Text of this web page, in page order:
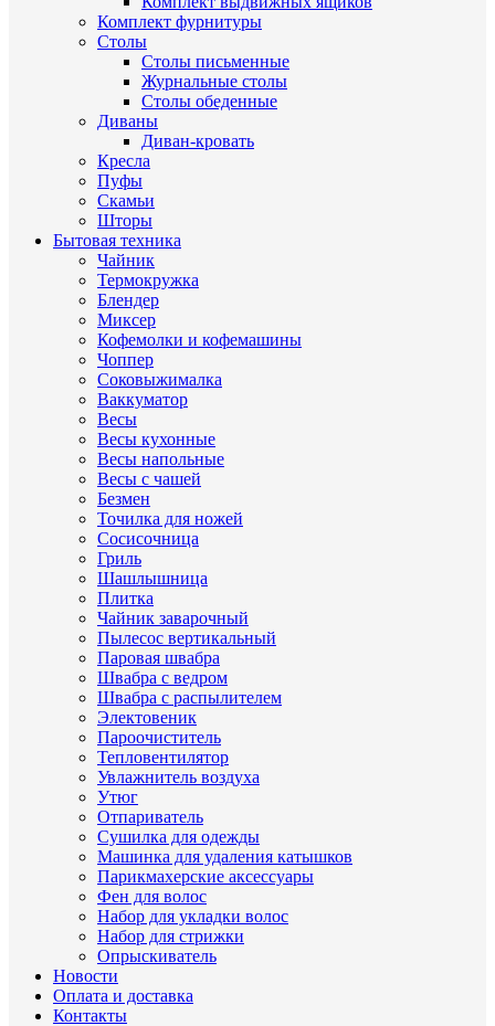
Комплект фурнитуры
Столы
Столы письменные
Журнальные cтолы
Столы обеденные
Диваны
Диван-кровать
Кресла
Пуфы
Скамьи
Шторы
Бытовая техника
Чайник
Термокружка
Блендер
Миксер
Кофемолки и кофемашины
Чоппер
Соковыжималка
Ваккуматор
Весы
Весы кухонные
Весы напольные
Весы с чашей
Безмен
Точилка для ножей
Сосисочница
Гриль
Шашлышница
Плитка
Чайник заварочный
Пылесос вертикальный
Паровая швабра
Швабра с ведром
Швабра с распылителем
Электовеник
Пароочиститель
Тепловентилятор
Увлажнитель воздуха
Утюг
Отпариватель
Сушилка для одежды
Машинка для удаления катышков
Парикмахерские аксессуары
Фен для волос
Набор для укладки волос
Набор для стрижки
Опрыскиватель
Новости
Оплата и доставка
Контакты